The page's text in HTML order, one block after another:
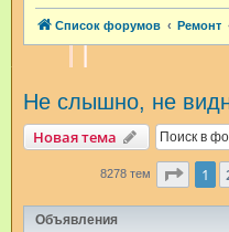
Список форумов Ремонт
Не слышно, не
Новая тема
8278 тем 1
Объявления